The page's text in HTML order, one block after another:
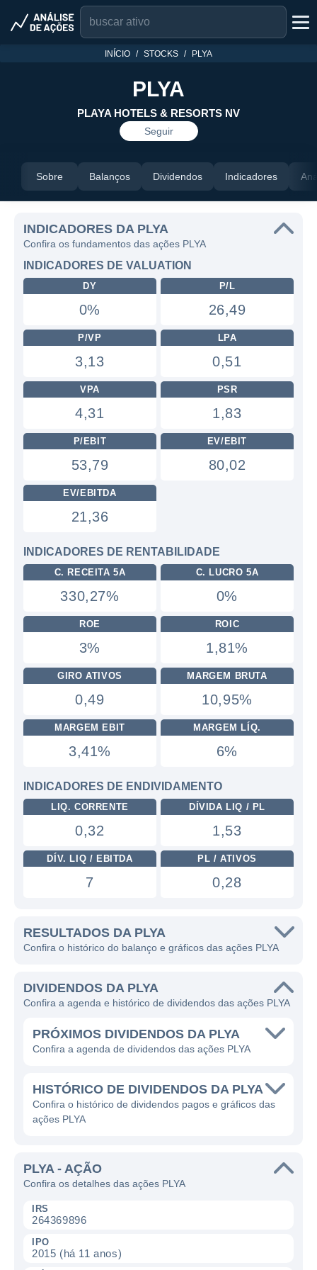
INÍCIO STOCKS PLYA
PLYA
PLAYA HOTELS & RESORTS NV
Seguir
Sobre Balanços Dividendos Indicadores
INDICADORES DA PLYA
Confira os fundamentos das ações PLYA
INDICADORES DE VALUATION
DY
0%
P/L
26,49
P/VP
3,13
LPA
0,51
VPA
4,31
PSR
1,83
P/EBIT
53,79
EV/EBIT
80,02
EV/EBITDA
21,36
INDICADORES DE RENTABILIDADE
C. RECEITA 5A
330,27%
C. LUCRO 5A
0%
ROE
3%
ROIC
1,81%
GIRO ATIVOS
0,49
MARGEM BRUTA
10,95%
MARGEM EBIT
3,41%
MARGEM LÍQ.
6%
INDICADORES DE ENDIVIDAMENTO
LIQ. CORRENTE
0,32
DÍVIDA LIQ / PL
1,53
DÍV. LIQ / EBITDA
7
PL / ATIVOS
0,28
RESULTADOS DA PLYA
Confira o histórico do balanço e gráficos das ações PLYA
DIVIDENDOS DA PLYA
Confira a agenda e histórico de dividendos das ações PLYA
PRÓXIMOS DIVIDENDOS DA PLYA
Confira a agenda de dividendos das ações PLYA
HISTÓRICO DE DIVIDENDOS DA PLYA
Confira o histórico de dividendos pagos e gráficos das
ações PLYA
PLYA - AÇÃO
Confira os detalhes das ações PLYA
IRS
264369896
IPO
2015 (há 11 anos)